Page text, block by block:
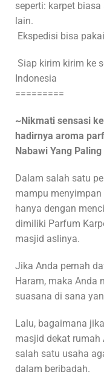
seperti: karpet
lain.
Ekspedisi bisa
Siap kirim kirim ke
Indonesia
=========
~Nikmati sensasi
hadirnya aroma
Nabawi Yang
Dalam salah satu
mampu
hanya dengan
dimiliki Parfum
masjid aslinya.
Jika Anda pernah
Haram, maka Anda
suasana di sana
Lalu, bagaimana
masjid dekat rumah
salah satu usaha
dalam beribadah.